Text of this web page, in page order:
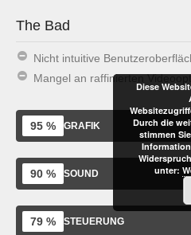
The Bad
Nicht intuitive
Mangel an raffinierten
95 % GRAFIK
90 % SOUND
79 % STEUERUNG
Diese
Durch die
stimmen
unter: